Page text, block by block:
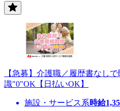
【急募】介護職／履歴書なし
識"0"OK【日払いOK】
施設・サービス系時給